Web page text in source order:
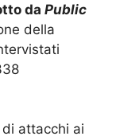
da Public
della
attacchi ai